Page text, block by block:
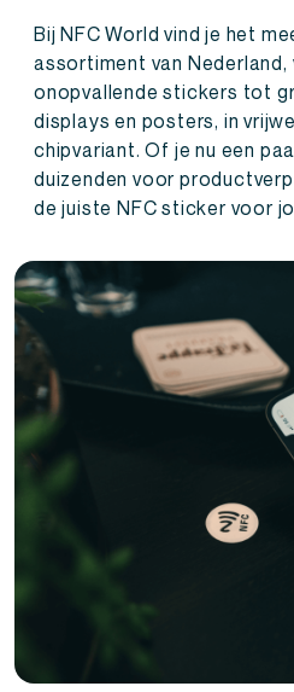
Bij NFC World vind je het
assortiment van Nederland,
onopvallende stickers tot
displays en posters, in
chipvariant. Of je nu een
duizenden voor
de juiste NFC sticker voor